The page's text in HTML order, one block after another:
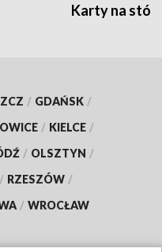
Karty na
/ GDAŃSK /
/ KIELCE /
/ OLSZTYN /
/ RZESZÓW /
/ WROCŁAW